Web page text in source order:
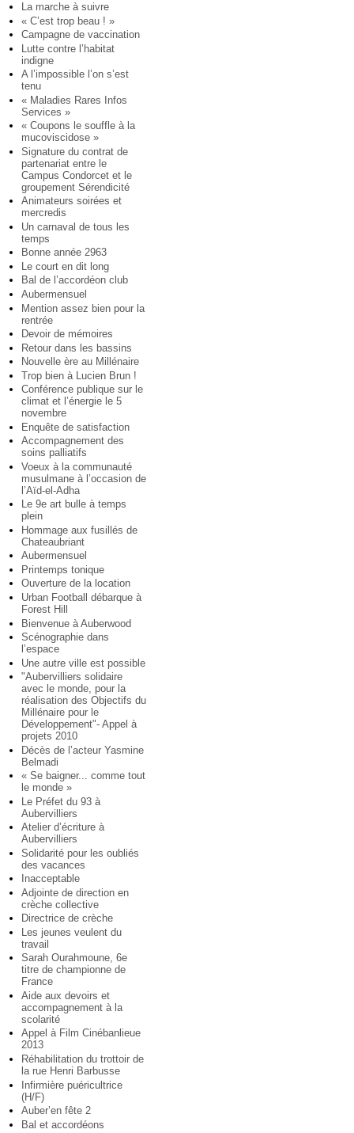
La marche à suivre
« C’est trop beau ! »
Campagne de vaccination
Lutte contre l’habitat
indigne
A l’impossible l’on s’est
tenu
« Maladies Rares Infos
Services »
« Coupons le souffle à la
mucoviscidose »
Signature du contrat de
partenariat entre le
Campus Condorcet et le
groupement Sérendicité
Animateurs soirées et
mercredis
Un carnaval de tous les
temps
Bonne année 2963
Le court en dit long
Bal de l’accordéon club
Aubermensuel
Mention assez bien pour la
rentrée
Devoir de mémoires
Retour dans les bassins
Nouvelle ère au Millénaire
Trop bien à Lucien Brun !
Conférence publique sur le
climat et l’énergie le 5
novembre
Enquête de satisfaction
Accompagnement des
soins palliatifs
Voeux à la communauté
musulmane à l’occasion de
l’Aïd-el-Adha
Le 9e art bulle à temps
plein
Hommage aux fusillés de
Chateaubriant
Aubermensuel
Printemps tonique
Ouverture de la location
Urban Football débarque à
Forest Hill
Bienvenue à Auberwood
Scénographie dans
l’espace
Une autre ville est possible
"Aubervilliers solidaire
avec le monde, pour la
réalisation des Objectifs du
Millénaire pour le
Développement"- Appel à
projets 2010
Décès de l’acteur Yasmine
Belmadi
« Se baigner... comme tout
le monde »
Le Préfet du 93 à
Aubervilliers
Atelier d’écriture à
Aubervilliers
Solidarité pour les oubliés
des vacances
Inacceptable
Adjointe de direction en
crèche collective
Directrice de crèche
Les jeunes veulent du
travail
Sarah Ourahmoune, 6e
titre de championne de
France
Aide aux devoirs et
accompagnement à la
scolarité
Appel à Film Cinébanlieue
2013
Réhabilitation du trottoir de
la rue Henri Barbusse
Infirmière puéricultrice
(H/F)
Auber’en fête 2
Bal et accordéons